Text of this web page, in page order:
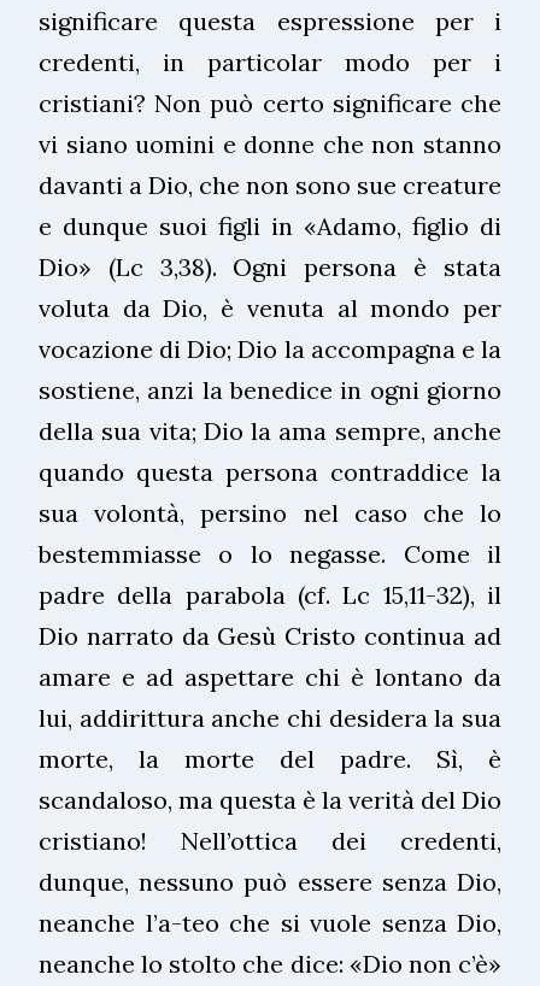
significare questa espressione per i
credenti, in particolar modo per i
cristiani? Non può certo significare che
vi siano uomini e donne che non stanno
davanti a Dio, che non sono sue creature
e dunque suoi figli in «Adamo, figlio di
Dio» (Lc 3,38). Ogni persona è stata
voluta da Dio, è venuta al mondo per
vocazione di Dio; Dio la accompagna e la
sostiene, anzi la benedice in ogni giorno
della sua vita; Dio la ama sempre, anche
quando questa persona contraddice la
sua volontà, persino nel caso che lo
bestemmiasse o lo negasse. Come il
padre della parabola (cf. Lc 15,11-32), il
Dio narrato da Gesù Cristo continua ad
amare e ad aspettare chi è lontano da
lui, addirittura anche chi desidera la sua
morte, la morte del padre. Sì, è
scandaloso, ma questa è la verità del Dio
cristiano! Nell’ottica dei credenti,
dunque, nessuno può essere senza Dio,
neanche l’a-teo che si vuole senza Dio,
neanche lo stolto che dice: «Dio non c’è»